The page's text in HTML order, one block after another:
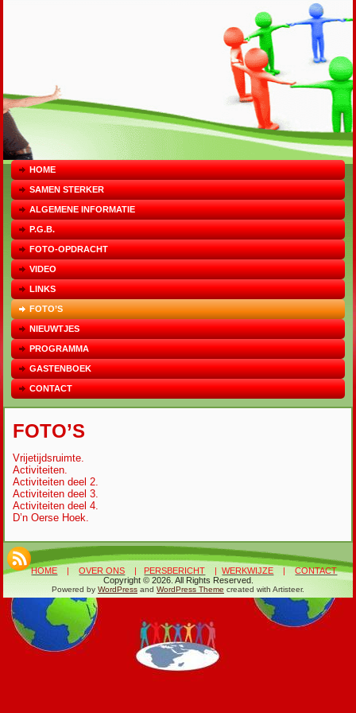
HOME
SAMEN STERKER
ALGEMENE INFORMATIE
P.G.B.
FOTO-OPDRACHT
VIDEO
LINKS
FOTO’S
NIEUWTJES
PROGRAMMA
GASTENBOEK
CONTACT
FOTO’S
Vrijetijdsruimte.
Activiteiten.
Activiteiten deel 2.
Activiteiten deel 3.
Activiteiten deel 4.
D’n Oerse Hoek.
HOME |OVER ONS | PERSBERICHT |WERKWIJZE |CONTACT
Copyright © 2026. All Rights Reserved.
Powered by WordPress and WordPress Theme created with Artisteer.